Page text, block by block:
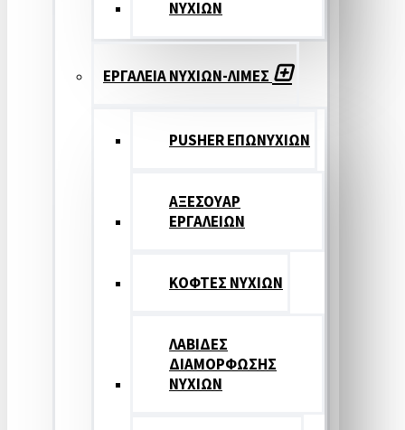
ΝΥΧΙΩΝ
ΕΡΓΑΛΕΙΑ ΝΥΧΙΩΝ-ΛΙΜΕΣ
PUSHER ΕΠΩΝΥΧΙΩΝ
ΑΞΕΣΟΥΑΡ
ΕΡΓΑΛΕΙΩΝ
ΚΟΦΤΕΣ ΝΥΧΙΩΝ
ΛΑΒΙΔΕΣ
ΔΙΑΜΟΡΦΩΣΗΣ
ΝΥΧΙΩΝ